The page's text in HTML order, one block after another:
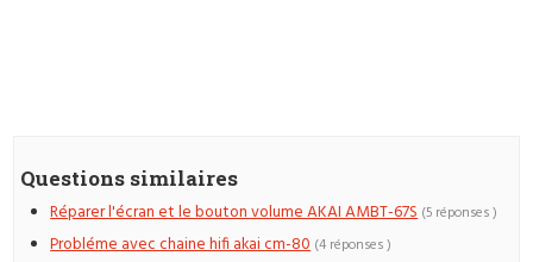
Questions similaires
Réparer l'écran et le bouton volume AKAI AMBT-67S (5 réponses )
Probléme avec chaine hifi akai cm-80 (4 réponses )